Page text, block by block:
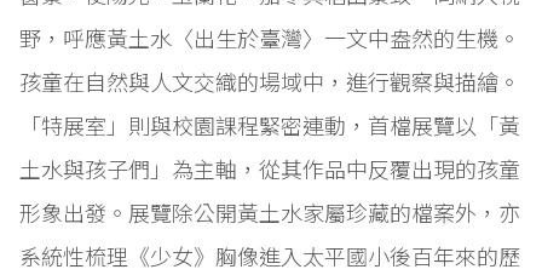
野，呼應黃土水〈出生於臺灣〉一文中盎然的生機。
孩童在自然與人文交織的場域中，進行觀察與描繪。
「特展室」則與校園課程緊密連動，首檔展覽以「黃
土水與孩子們」為主軸，從其作品中反覆出現的孩童
形象出發。展覽除公開黃土水家屬珍藏的檔案外，亦
系統性梳理《少女》胸像進入太平國小後百年來的歷